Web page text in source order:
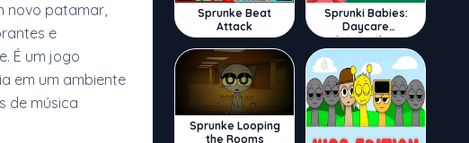
novo patamar,
e
É um jogo
em um ambiente
de música
Sprunke Beat
Attack
Sprunki Babies:
Daycare
Interactive
Sprunke Looping
the Rooms